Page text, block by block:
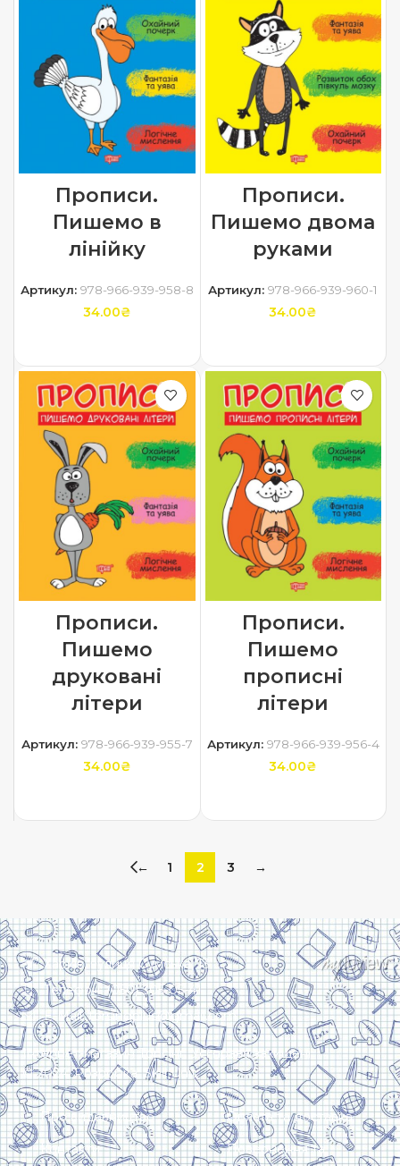
Прописи.
Пишемо в
лінійку
Артикул: 978-966-939-958-8
34.00₴
Прописи.
Пишемо двома
руками
Артикул:978-966-939-960-1
34.00₴
Прописи.
Пишемо
друковані
літери
Артикул: 978-966-939-955-7
34.00₴
Прописи.
Пишемо
прописні
літери
Артикул: 978-966-939-956-4
34.00₴
← 1 2 3 →
Харків, вулиця Сумська, 13
Телефон: (050) 305-05-41
E-Mail: torsingplus@gmail.com
Інтернет-магазин Торсінг. Усі права захищені
© 2024. Розробка:Skill Unit
Про видавництво
Контакти
Оплата та доставка
Повернення та